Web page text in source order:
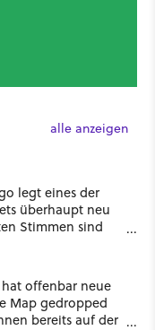
alle anzeigen
legt eines der
überhaupt neu
Stimmen sind
hat offenbar neue
Map gedropped
bereits auf der